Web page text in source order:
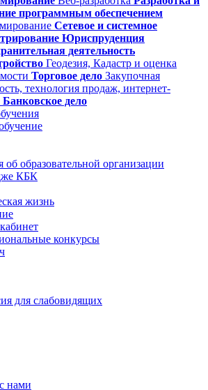
программным обеспечением
Сетевое и системное
Юриспруденция
деятельность
Геодезия, Кадастр и оценка
Торговое дело Закупочная
технология продаж, интернет-
Банковское дело
об образовательной организации
КБК
жизнь
конкурсы
для слабовидящих
нами